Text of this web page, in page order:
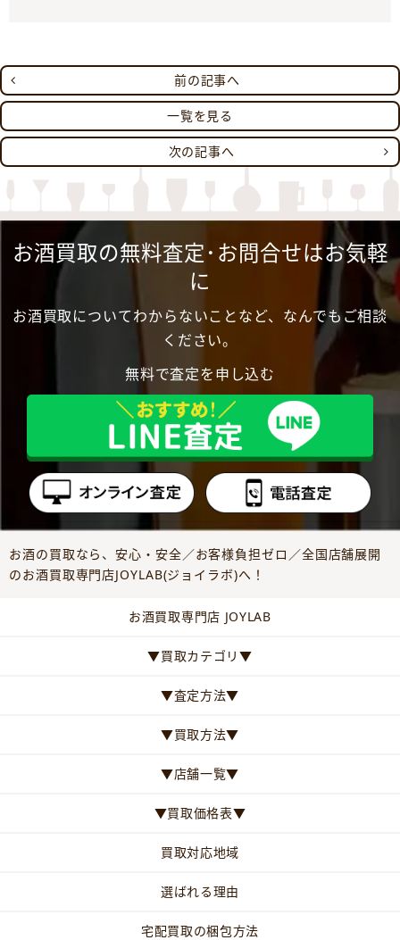
前の記事へ
一覧を見る
次の記事へ
お酒買取の無料査定･お問合せはお気軽
に
お酒買取についてわからないことなど、なんでもご相談
ください。
無料で査定を申し込む
お酒の買取なら、安心・安全／お客様負担ゼロ／全国店舗展開
のお酒買取専門店JOYLAB(ジョイラボ)へ！
お酒買取専門店 JOYLAB
▼買取カテゴリ▼
▼査定方法▼
▼買取方法▼
▼店舗一覧▼
▼買取価格表▼
買取対応地域
選ばれる理由
宅配買取の梱包方法